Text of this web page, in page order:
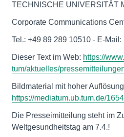
TECHNISCHE UNIVERSITÄT
Corporate Communications
Tel.: +49 89 289 10510 - E-Mail:
Dieser Text im Web: https://
tum/aktuelles/
Bildmaterial mit hoher
https://mediatum.ub.tum.de/
Die Presseimitteilung steht im
Weltgesundheitstag am 7.4.!